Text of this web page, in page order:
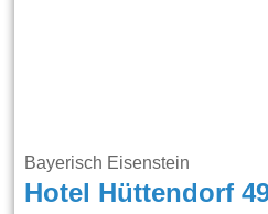
Bayerisch Eisenstein
Hotel Hüttendorf